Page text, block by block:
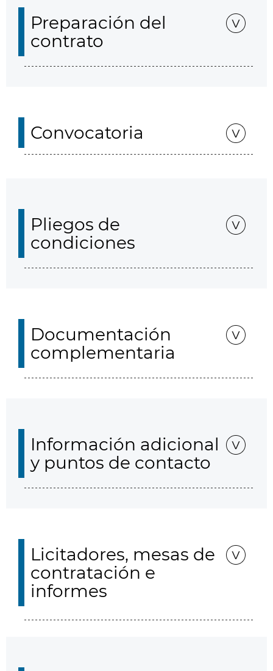
Preparación del
contrato
Convocatoria
Pliegos de
condiciones
Documentación
complementaria
Información adicional
y puntos de contacto
Licitadores, mesas de
contratación e
informes